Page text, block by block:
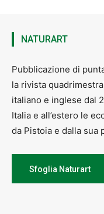
NATURART
Pubblicazione di
la rivista
italiano e inglese dal
Italia e all’estero le
da Pistoia e dalla sua
Sfoglia Naturart